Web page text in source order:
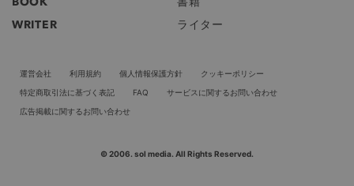
WRITER
ライター
運営会社 利用規約 個人情報保護方針
クッキーポリシー
特定商取引法に基づく表記
FAQ
サービスに関するお問い合わせ
広告掲載に関するお問い合わせ
© 2006. sol media. All Rights Reserved.